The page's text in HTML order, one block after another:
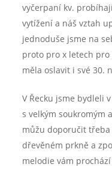
vyčerpaní kv.
vytížení a náš vztah
jednoduše jsme na
proto pro x letech pro
měla oslavit i své 30.
V Řecku jsme bydleli
s velkým soukromým
můžu doporučit třeba
dřevěném prkně a
melodie vám